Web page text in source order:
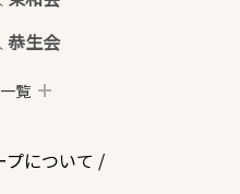
恭生会
覧
プについて